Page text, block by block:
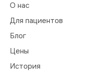
О нас
Для пациентов
Блог
Цены
История